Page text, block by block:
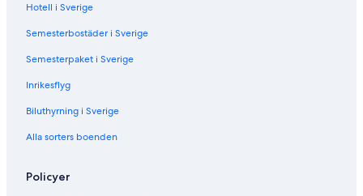
Hotell i Sverige
Semesterbostäder i Sverige
Semesterpaket i Sverige
Inrikesflyg
Biluthyrning i Sverige
Alla sorters boenden
Policyer